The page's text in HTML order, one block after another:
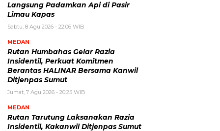
Langsung Padamkan Api di Pasir
Limau Kapas
Sabtu, 8 Agu 2026 - 22:06 WIB
MEDAN
Rutan Humbahas Gelar Razia
Insidentil, Perkuat Komitmen
Berantas HALINAR Bersama Kanwil
Ditjenpas Sumut
Jumat, 7 Agu 2026 - 20:25 WIB
MEDAN
Rutan Tarutung Laksanakan Razia
Insidentil, Kakanwil Ditjenpas Sumut